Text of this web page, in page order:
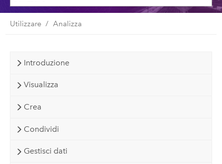
Utilizzare Analizza
Introduzione
Visualizza
Crea
Condividi
Gestisci dati